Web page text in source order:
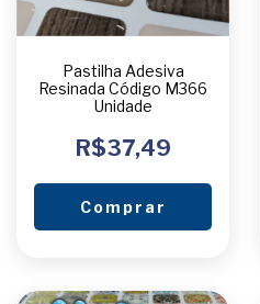
Pastilha Adesiva
Resinada Código M366
Unidade
R$37,49
Comprar